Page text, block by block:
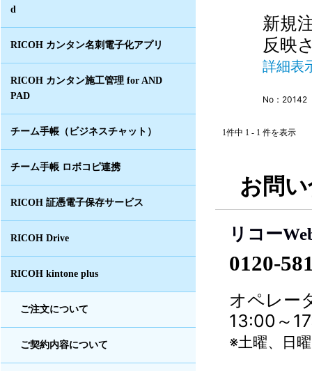
d
RICOH カンタン名刺電子化アプリ
RICOH カンタン施工管理 for AND
PAD
チーム手帳（ビジネスチャット）
チーム手帳 ロボコピ連携
RICOH 証憑電子保存サービス
RICOH Drive
RICOH kintone plus
ご注文について
ご契約内容について
新規
反映
詳細表
No：20142
1件中 1 - 1 件を表示
お問
リコー
0120-
オペレー
13:00～
※土曜、日